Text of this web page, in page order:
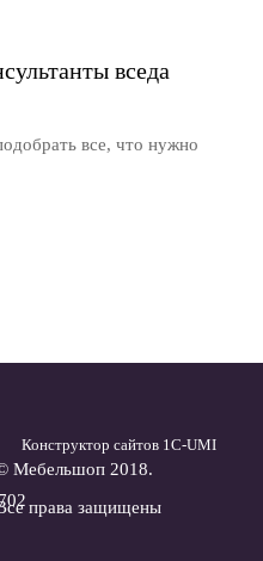
вседа
все, что нужно
Конструктор сайтов 1С-UMI
Мебельшоп 2018.
права защищены